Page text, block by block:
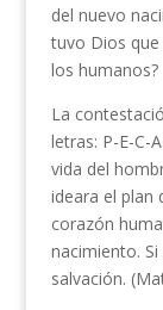
del nuevo
tuvo Dios que
los humanos?
La
letras: P-E-C-
vida del
ideara el plan
corazón
nacimiento.
salvación.